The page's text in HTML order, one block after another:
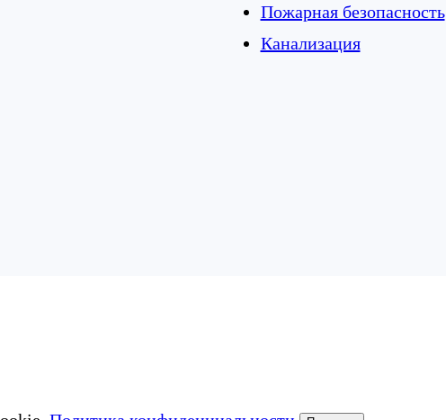
Пожарная безопасность
Канализация